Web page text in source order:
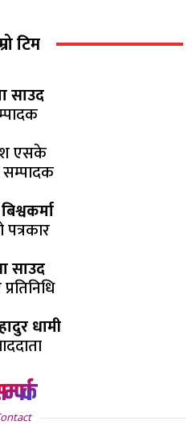
टिम
साउद
एसके
पत्रकार
साउद
धामी